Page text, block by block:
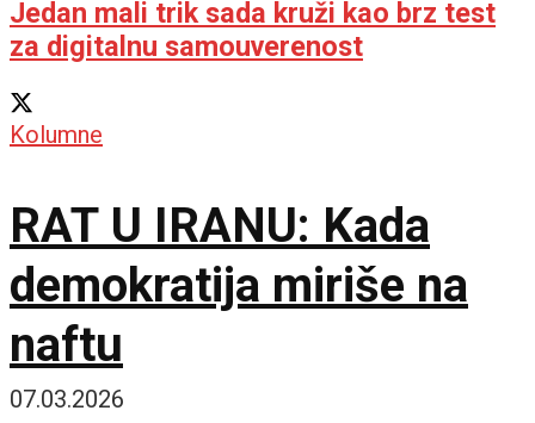
Jedan mali trik sada kruži kao brz test
za digitalnu samouverenost
Kolumne
RAT U IRANU: Kada
demokratija miriše na
naftu
07.03.2026